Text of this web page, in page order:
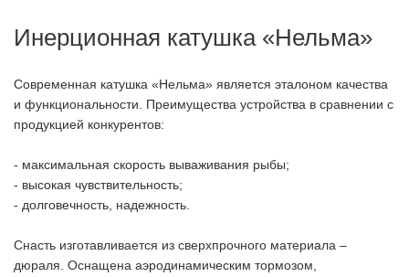
Инерционная катушка «Нельма»
Современная катушка «Нельма» является эталоном качества
и функциональности. Преимущества устройства в сравнении с
продукцией конкурентов:
- максимальная скорость вываживания рыбы;
- высокая чувствительность;
- долговечность, надежность.
Снасть изготавливается из сверхпрочного материала –
дюраля. Оснащена аэродинамическим тормозом,